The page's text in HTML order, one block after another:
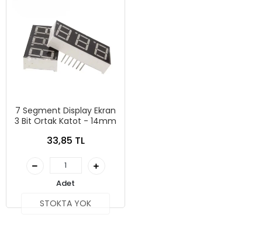
7 Segment Display Ekran
3 Bit Ortak Katot - 14mm
33,85 TL
Adet
STOKTA YOK